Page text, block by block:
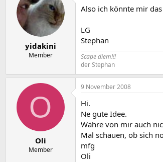
yidakini
Member
Also ich könnte mir
LG
Stephan
Scape diem!!!
der Stephan
O
Oli
Member
9 November 2008
Hi.
Ne gute Idee.
Währe von mir auch
Mal schauen, ob sich
mfg
Oli